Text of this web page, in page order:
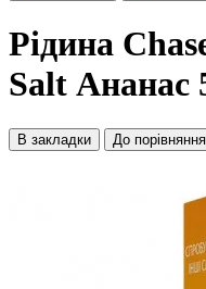
Рідина
Salt Ананас
В закладки До порівняння